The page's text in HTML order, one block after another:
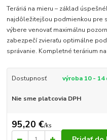
Teráriá na mieru – základ
najdôležitejšou podmienkou pre
výbere venovať maximálnu
zabezpečí zvieraťu optimálne
správanie. Kompletné terárium na
Dostupnosť výroba 10 - 14
Nie sme platcovia DPH
95,20 €/ks